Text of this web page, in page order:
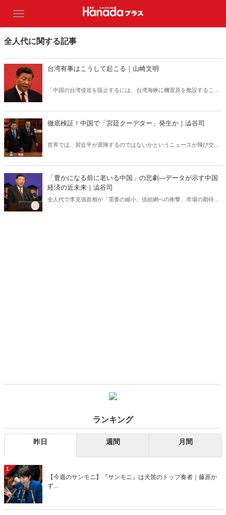
全人代に関する記事
台湾有事はこうして起こる｜山崎文明
「中国の台湾侵攻を阻止するには、台湾海峡に機雷原を敷設すること
る。もし台湾海峡が封鎖されれば日本はどうなるのか。報じられない
「台湾有事の盲点」を緊急分析する。
徹底検証！中国で「宮廷クーデター」発生か｜澁谷司
世界では、習近平が退陣するのではないかというニュースが飛び交っ
クーデター」（「反習派」による習主席の退位）の“噂”は本当なの
か？ 徹底検証する。
「豊かになる前に老いる中国」の悲劇―データが示す中国
経済の近未来｜澁谷司
全人代で李克強首相が「需要の縮小、供給網への衝撃、市場の期待の
ランキング
昨日 週間 月間
1
【今週のサンモニ】『サンモニ』は犬笛のトップ奏者｜藤原か
ず...